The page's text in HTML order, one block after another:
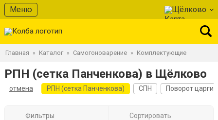
Меню Щёлково
Главная » Каталог » Самогоноварение » Комплектующие
РПН (сетка Панченкова) в Щёлково
отмена РПН (сетка Панченкова) СПН Поворот царги
Фильтры Сортировать